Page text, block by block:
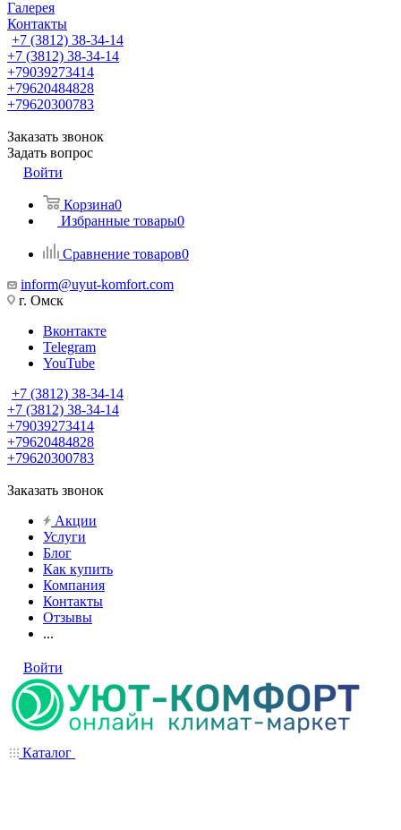
Галерея
Контакты
+7 (3812) 38-34-14
+7 (3812) 38-34-14
+79039273414
+79620484828
+79620300783
Заказать звонок
Задать вопрос
Войти
Корзина0
Избранные товары0
Сравнение товаров0
inform@uyut-komfort.com
г. Омск
Вконтакте
Telegram
YouTube
+7 (3812) 38-34-14
+7 (3812) 38-34-14
+79039273414
+79620484828
+79620300783
Заказать звонок
Акции
Услуги
Блог
Как купить
Компания
Контакты
Отзывы
...
Войти
Каталог